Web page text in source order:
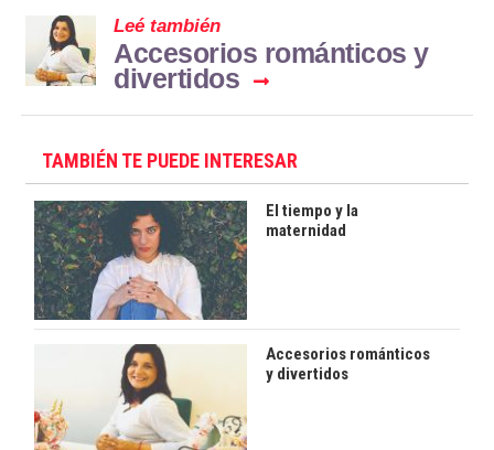
Leé también
Accesorios románticos y
divertidos
TAMBIÉN TE PUEDE INTERESAR
El tiempo y la
maternidad
Accesorios románticos
y divertidos